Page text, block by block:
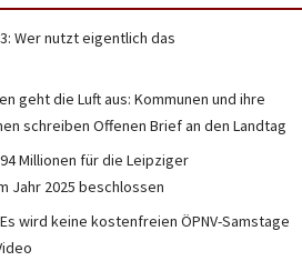
Wer nutzt eigentlich das
geht die Luft aus: Kommunen und ihre
schreiben Offenen Brief an den Landtag
Millionen für die Leipziger
Jahr 2025 beschlossen
wird keine kostenfreien ÖPNV-Samstage